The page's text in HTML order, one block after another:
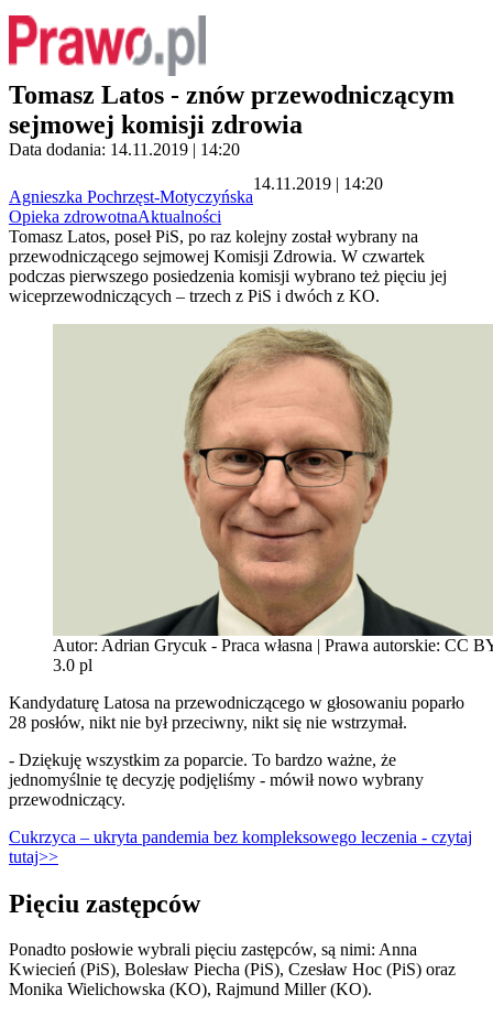
Tomasz Latos - znów przewodniczącym
sejmowej komisji zdrowia
Data dodania: 14.11.2019 | 14:20
Agnieszka Pochrzęst-Motyczyńska
14.11.2019 | 14:20
Opieka zdrowotnaAktualności
Tomasz Latos, poseł PiS, po raz kolejny został wybrany na
przewodniczącego sejmowej Komisji Zdrowia. W czwartek
podczas pierwszego posiedzenia komisji wybrano też pięciu jej
wiceprzewodniczących – trzech z PiS i dwóch z KO.
Autor: Adrian Grycuk - Praca własna | Prawa autorskie: CC
3.0 pl
Kandydaturę Latosa na przewodniczącego w głosowaniu poparło
28 posłów, nikt nie był przeciwny, nikt się nie wstrzymał.
- Dziękuję wszystkim za poparcie. To bardzo ważne, że
jednomyślnie tę decyzję podjęliśmy - mówił nowo wybrany
przewodniczący.
Cukrzyca – ukryta pandemia bez kompleksowego leczenia - czytaj
tutaj>>
Pięciu zastępców
Ponadto posłowie wybrali pięciu zastępców, są nimi: Anna
Kwiecień (PiS), Bolesław Piecha (PiS), Czesław Hoc (PiS) oraz
Monika Wielichowska (KO), Rajmund Miller (KO).